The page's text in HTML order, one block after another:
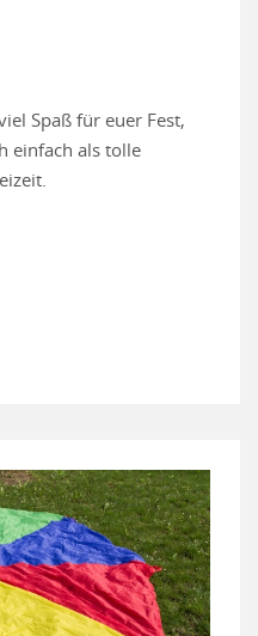
Spaß für euer Fest,
einfach als tolle